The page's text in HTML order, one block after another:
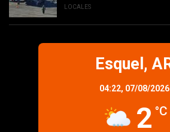
LOCALES
Esquel,
04:22, 07/08/2026
2 °C